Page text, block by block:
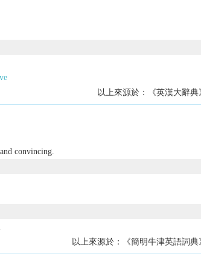
以上來源於：《英漢大辭典
convincing.
以上來源於：《簡明牛津英語詞典